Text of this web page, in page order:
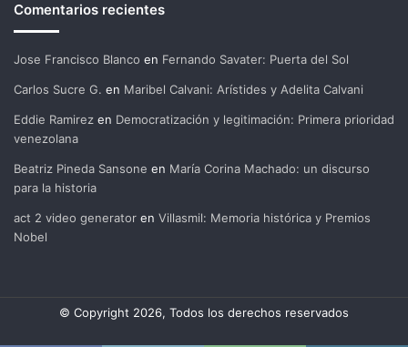
Comentarios recientes
Jose Francisco Blanco en Fernando Savater: Puerta del Sol
Carlos Sucre G. en Maribel Calvani: Arístides y Adelita Calvani
Eddie Ramirez en Democratización y legitimación: Primera prioridad
venezolana
Beatriz Pineda Sansone en María Corina Machado: un discurso
para la historia
act 2 video generator en Villasmil: Memoria histórica y Premios
Nobel
© Copyright 2026, Todos los derechos reservados